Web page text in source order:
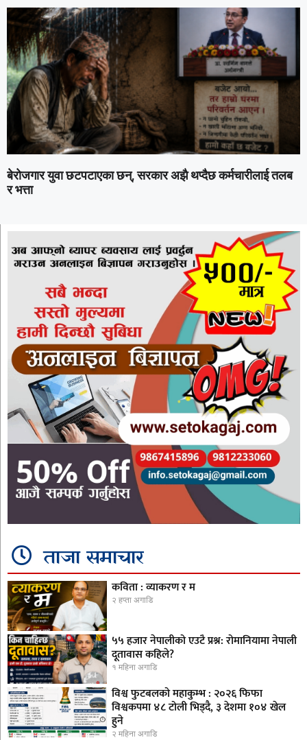
बेरोजगार युवा छटपटाएका छन्, सरकार अझै थप्दैछ कर्मचारीलाई तलब
र भत्ता
ताजा समाचार
कविता : व्याकरण र म
२ हप्ता अगाडि
५५ हजार नेपालीको एउटै प्रश्न: रोमानियामा नेपाली
दूतावास कहिले?
१ महिना अगाडि
विश्व फुटबलको महाकुम्भ : २०२६ फिफा
विश्वकपमा ४८ टोली भिड्दै, ३ देशमा १०४ खेल
हुने
२ महिना अगाडि